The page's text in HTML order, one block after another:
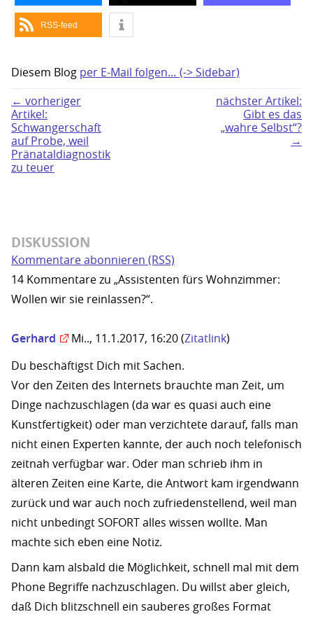
RSS-feed
Diesem Blog per E-Mail folgen… (-> Sidebar)
← vorheriger
Artikel:
Schwangerschaft
auf Probe, weil
Pränataldiagnostik
zu teuer
nächster Artikel:
Gibt es das
„wahre Selbst“?
→
DISKUSSION
Kommentare abonnieren (RSS)
14 Kommentare zu „Assistenten fürs Wohnzimmer:
Wollen wir sie reinlassen?“.
Gerhard Mi.., 11.1.2017, 16:20 (Zitatlink)
Du beschäftigst Dich mit Sachen.
Vor den Zeiten des Internets brauchte man Zeit, um
Dinge nachzuschlagen (da war es quasi auch eine
Kunstfertigkeit) oder man verzichtete darauf, falls man
nicht einen Experten kannte, der auch noch telefonisch
zeitnah verfügbar war. Oder man schrieb ihm in
älteren Zeiten eine Karte, die Antwort kam irgendwann
zurück und war auch noch zufriedenstellend, weil man
nicht unbedingt SOFORT alles wissen wollte. Man
machte sich eben eine Notiz.
Dann kam alsbald die Möglichkeit, schnell mal mit dem
Phone Begriffe nachzuschlagen. Du willst aber gleich,
daß Dich blitzschnell ein sauberes großes Format